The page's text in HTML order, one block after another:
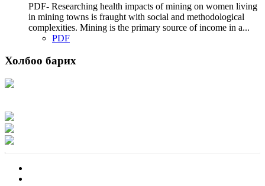
PDF- Researching health impacts of mining on women living
in mining towns is fraught with social and methodological
complexities. Mining is the primary source of income in a...
PDF
Холбоо барих